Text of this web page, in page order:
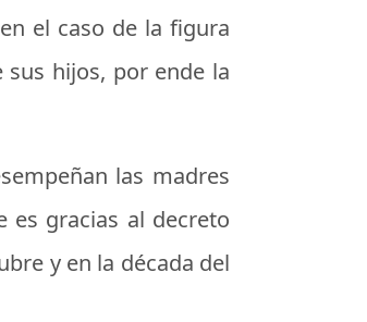
el caso de la figura
hijos, por ende la
las madres
es gracias al decreto
y en la década del